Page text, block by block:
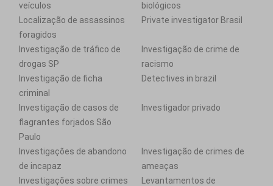
veículos
biológicos
Localização de assassinos
foragidos
Private investigator Brasil
Investigação de tráfico de
drogas SP
Investigação de crime de
racismo
Investigação de ficha
criminal
Detectives in brazil
Investigação de casos de
flagrantes forjados São
Paulo
Investigador privado
Investigações de abandono
de incapaz
Investigação de crimes de
ameaças
Investigações sobre crimes
Levantamentos de